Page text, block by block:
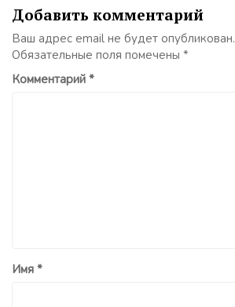
Добавить комментарий
Ваш адрес email не будет опубликован.
Обязательные поля помечены *
Комментарий *
Имя *